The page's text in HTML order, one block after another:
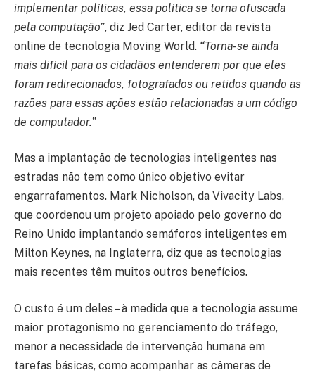
implementar políticas, essa política se torna ofuscada
pela computação”, diz Jed Carter, editor da revista
online de tecnologia Moving World. “Torna-se ainda
mais difícil para os cidadãos entenderem por que eles
foram redirecionados, fotografados ou retidos quando as
razões para essas ações estão relacionadas a um código
de computador.”
Mas a implantação de tecnologias inteligentes nas
estradas não tem como único objetivo evitar
engarrafamentos. Mark Nicholson, da Vivacity Labs,
que coordenou um projeto apoiado pelo governo do
Reino Unido implantando semáforos inteligentes em
Milton Keynes, na Inglaterra, diz que as tecnologias
mais recentes têm muitos outros benefícios.
O custo é um deles – à medida que a tecnologia assume
maior protagonismo no gerenciamento do tráfego,
menor a necessidade de intervenção humana em
tarefas básicas, como acompanhar as câmeras de